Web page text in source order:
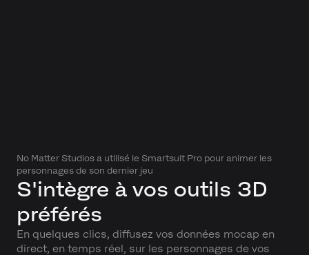
No Matter Studios a utilisé le Smartsuit Pro pour animer les
personnages de son dernier jeu
S'intègre à vos outils 3D
préférés
En quelques clics, diffusez vos données mocap en
direct, en temps réel, sur les personnages de vos